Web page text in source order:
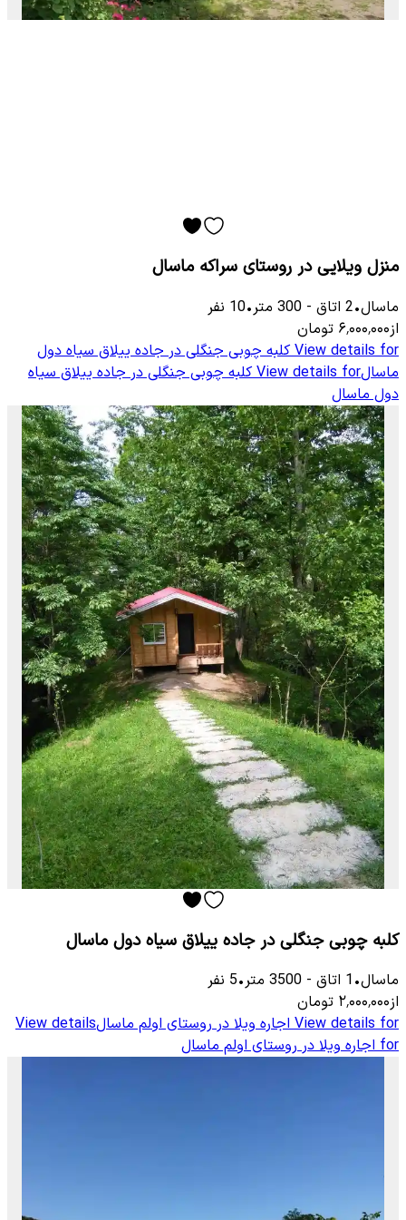
منزل ویلایی در روستای سراکه ماسال
ماسال•
2 اتاق -
300 متر•
10 نفر
از۶٬۰۰۰٬۰۰۰ تومان
View details for کلبه چوبی جنگلی در جاده ییلاق سیاه دول
ماسالView details for کلبه چوبی جنگلی در جاده ییلاق سیاه
دول ماسال
کلبه چوبی جنگلی در جاده ییلاق سیاه دول ماسال
ماسال•
1 اتاق -
3500 متر•
5 نفر
از۲٬۰۰۰٬۰۰۰ تومان
View details for اجاره ویلا در روستای اولم ماسالView details
for اجاره ویلا در روستای اولم ماسال